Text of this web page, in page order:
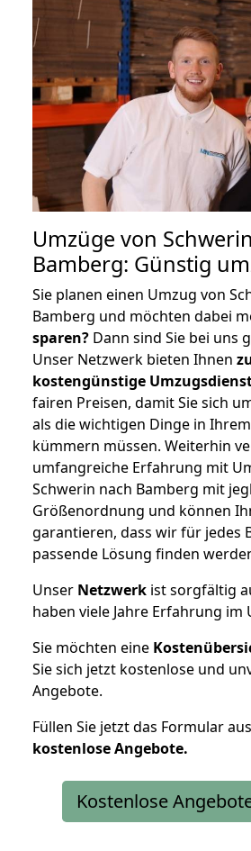
Umzüge von
Bamberg: Günstig
Sie planen einen Umzug von
Bamberg und möchten dabei
sparen? Dann sind Sie bei uns
Unser Netzwerk bieten Ihnen
kostengünstige
fairen Preisen, damit Sie sich
als die wichtigen Dinge in
kümmern müssen. Weiterhin
umfangreiche Erfahrung mit
Schwerin nach Bamberg mit
Größenordnung und können
garantieren, dass wir für jedes
passende Lösung finden
Unser Netzwerk ist sorgfältig
haben viele Jahre Erfahrung im
Sie möchten eine
Sie sich jetzt kostenlose und
Angebote.
Füllen Sie jetzt das Formular
kostenloseAngebote.
Kostenlose